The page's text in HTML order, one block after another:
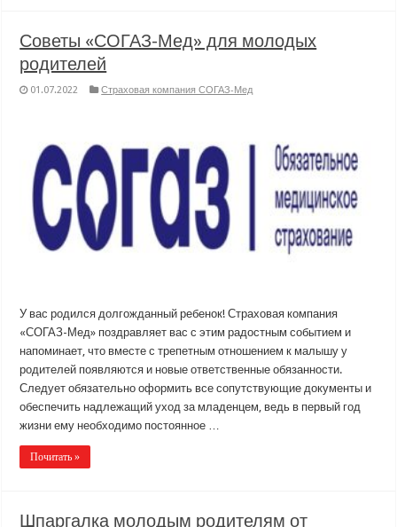
Советы «СОГАЗ-Мед» для молодых
родителей
01.07.2022 Страховая компания СОГАЗ-Мед
У вас родился долгожданный ребенок! Страховая компания
«СОГАЗ-Мед» поздравляет вас с этим радостным событием и
напоминает, что вместе с трепетным отношением к малышу у
родителей появляются и новые ответственные обязанности.
Следует обязательно оформить все сопутствующие документы и
обеспечить надлежащий уход за младенцем, ведь в первый год
жизни ему необходимо постоянное …
Почитать »
Шпаргалка молодым родителям от